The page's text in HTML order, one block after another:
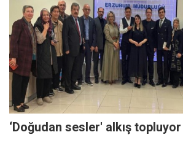
‘Doğudan sesler' alkış topluyor